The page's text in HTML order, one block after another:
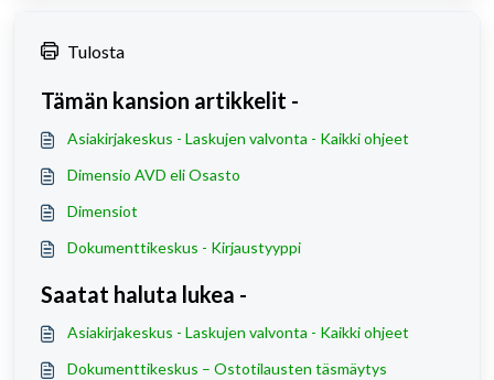
Tulosta
Tämän kansion artikkelit -
Asiakirjakeskus - Laskujen valvonta - Kaikki ohjeet
Dimensio AVD eli Osasto
Dimensiot
Dokumenttikeskus - Kirjaustyyppi
Saatat haluta lukea -
Asiakirjakeskus - Laskujen valvonta - Kaikki ohjeet
Dokumenttikeskus – Ostotilausten täsmäytys